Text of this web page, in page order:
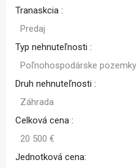
Tranaskcia :
Predaj
Typ nehnuteľnosti :
Poľnohospodárske pozemky
Druh nehnuteľnosti :
Záhrada
Celková cena :
20 500 €
Jednotková cena: